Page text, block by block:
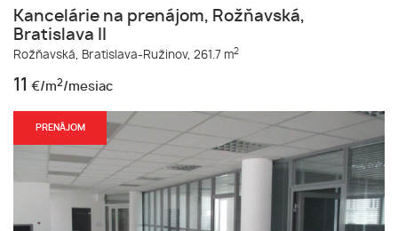
Kancelárie na prenájom, Rožňavská,
Bratislava II
Rožňavská, Bratislava-Ružinov, 261.7 m2
11 €/m2/mesiac
PRENÁJOM